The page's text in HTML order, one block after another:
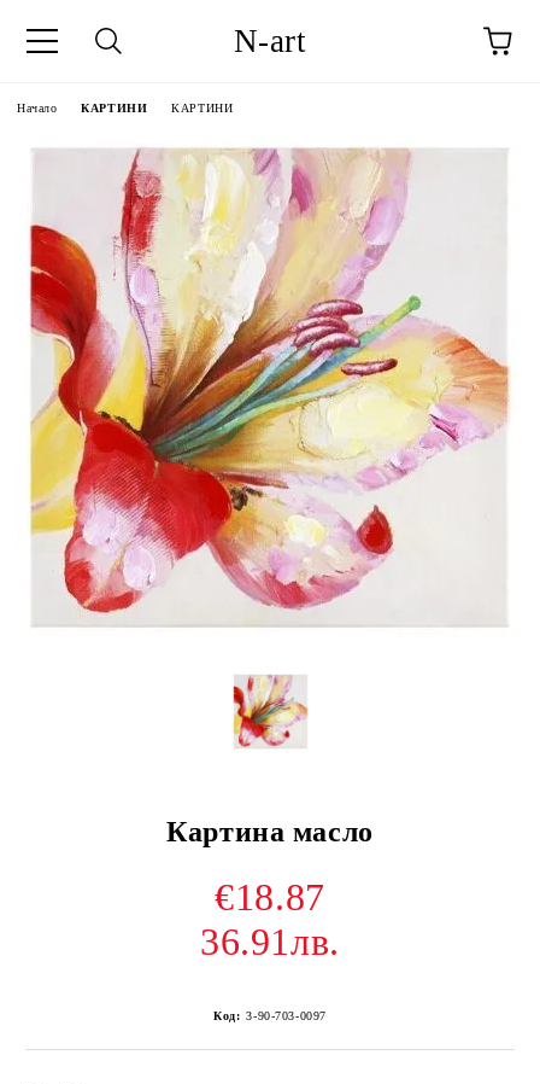
N-art
Начало КАРТИНИ КАРТИНИ
Картина масло
€18.87
36.91лв.
Код: 3-90-703-0097